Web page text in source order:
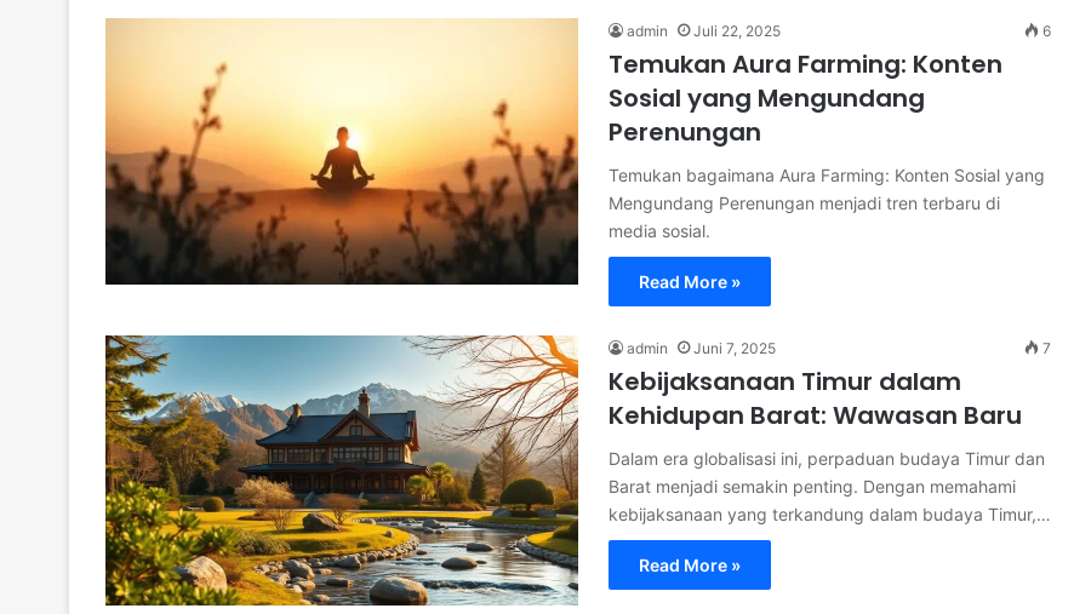
admin Juli 22, 2025 6
Temukan Aura Farming: Konten
Sosial yang Mengundang
Perenungan
Temukan bagaimana Aura Farming: Konten Sosial yang
Mengundang Perenungan menjadi tren terbaru di
media sosial.
Read More »
admin Juni 7, 2025 7
Kebijaksanaan Timur dalam
Kehidupan Barat: Wawasan Baru
Dalam era globalisasi ini, perpaduan budaya Timur dan
Barat menjadi semakin penting. Dengan memahami
kebijaksanaan yang terkandung dalam budaya Timur,…
Read More »